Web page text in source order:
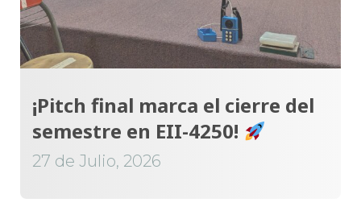
¡Pitch final marca el cierre del
semestre en EII-4250!
27 de Julio, 2026